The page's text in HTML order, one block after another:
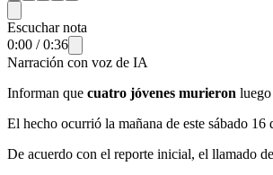
Escuchar nota
0:00 /0:36
Narración con voz de IA
Informan que cuatro jóvenes murieron
El hecho ocurrió la mañana de este sábado
De acuerdo con el reporte inicial, el llamado